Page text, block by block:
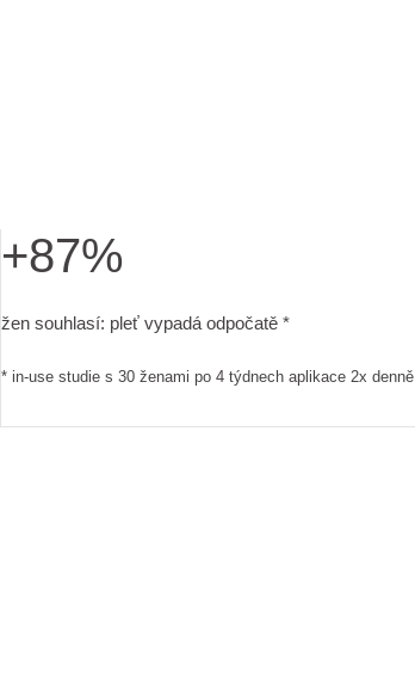
+87%
žen souhlasí: pleť vypadá odpočatě *
* in-use studie s 30 ženami po 4 týdnech aplikace 2x denně